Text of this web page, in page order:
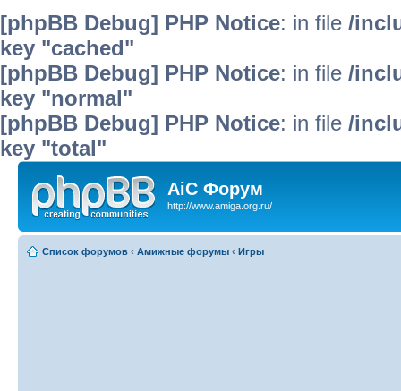
[phpBB Debug] PHP Notice: in file /
key "cached"
[phpBB Debug] PHP Notice: in file /
key "normal"
[phpBB Debug] PHP Notice: in file /
key "total"
AiC Форум
http://www.amiga.org.ru/
Список форумов ‹ Амижные форумы ‹ Игры